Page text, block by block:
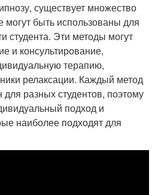
существует множество
могут быть использованы для
студента. Эти методы могут
и консультирование,
терапию,
релаксации. Каждый метод
разных студентов, поэтому
подход и
наиболее подходят для